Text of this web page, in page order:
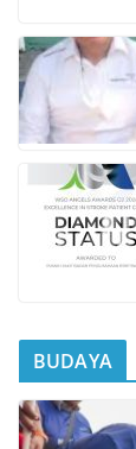
BUDAYA